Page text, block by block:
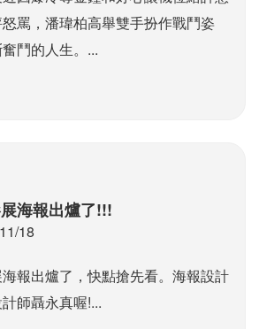
罵，潘瑋柏高舉雙手扮作戰鬥姿
鬥的人生。...
海報出爐了!!!
18
報出爐了，快點搶先看。海報設計
師聶永真喔!...